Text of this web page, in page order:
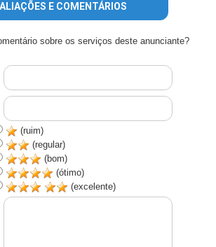
E COMENTÁRIOS
sobre os serviços deste anunciante?
(ruim)
(regular)
(bom)
(ótimo)
(excelente)